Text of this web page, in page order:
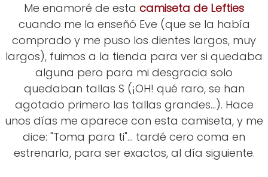
Me enamoré de esta camiseta de Lefties
cuando me la enseñó Eve (que se la había
comprado y me puso los dientes largos, muy
largos), fuimos a la tienda para ver si quedaba
alguna pero para mi desgracia solo
quedaban tallas S (¡OH! qué raro, se han
agotado primero las tallas grandes...). Hace
unos días me aparece con esta camiseta, y me
dice: "Toma para ti"... tardé cero coma en
estrenarla, para ser exactos, al día siguiente.